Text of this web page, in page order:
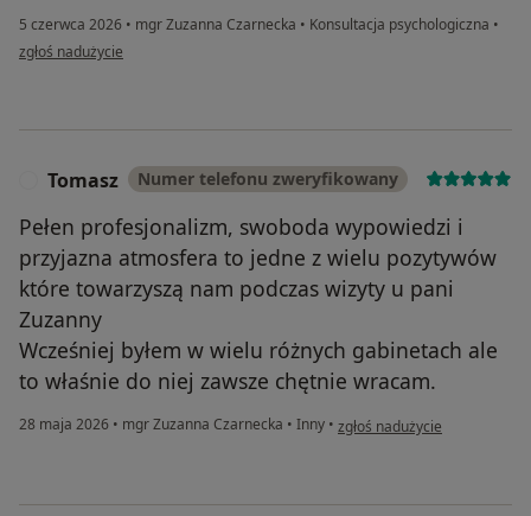
5 czerwca 2026 • mgr Zuzanna Czarnecka • Konsultacja psychologiczna •
w opinii użytkownika Małgorzata
zgłoś nadużycie
Tomasz Numer telefonu zweryfikowany
Pełen profesjonalizm, swoboda wypowiedzi i
przyjazna atmosfera to jedne z wielu pozytywów
które towarzyszą nam podczas wizyty u pani
Zuzanny
Wcześniej byłem w wielu różnych gabinetach ale
to właśnie do niej zawsze chętnie wracam.
28 maja 2026 • mgr Zuzanna Czarnecka • Inny • w opinii użytkownika Tomasz
zgłoś nadużycie